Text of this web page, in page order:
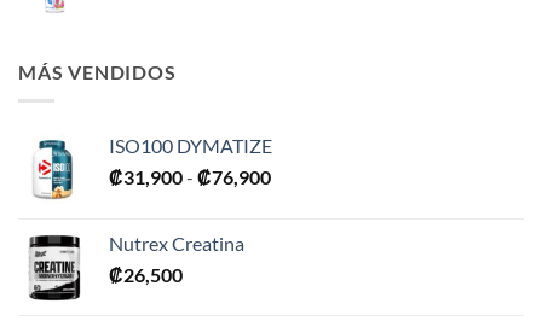
MÁS VENDIDOS
ISO100 DYMATIZE
₡31,900- ₡76,900Rango
Nutrex Creatina
₡26,500